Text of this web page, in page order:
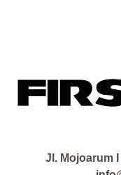
Jl. Mojoarum